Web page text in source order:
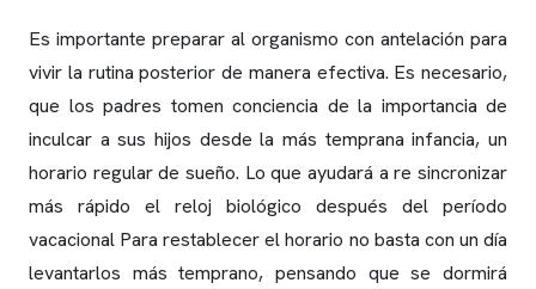
Es importante preparar al organismo con antelación para
vivir la rutina posterior de manera efectiva. Es necesario,
que los padres tomen conciencia de la importancia de
inculcar a sus hijos desde la más temprana infancia, un
horario regular de sueño. Lo que ayudará a re sincronizar
más rápido el reloj biológico después del período
vacacional Para restablecer el horario no basta con un día
levantarlos más temprano, pensando que se dormirá